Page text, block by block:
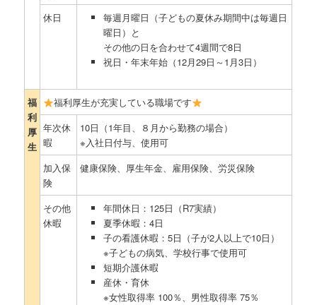
休日
毎週月曜日（子どもの夏休み期間中は毎週日
曜日）と
その他の日を合わせて4週間で8日
祝日・年末年始（12月29日～1月3日）
福
利
厚
生
福利厚生が充実している職場です
年次休
暇
10日（1年目、８月から勤務の場合）
※入社日付与、使用可
加入保
険
健康保険、厚生年金、雇用保険、労災保険
その他
休暇
年間休日：125日（R7実績）
夏季休暇：4日
子の看護休暇：5日（子が2人以上で10日）
※子どもの病気、学校行事で使用可
短期介護休暇
産休・育休
※女性取得率 100％、男性取得率 75％